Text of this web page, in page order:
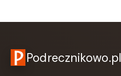
DEMART
DolnośląskiePodrecznikowo.pl